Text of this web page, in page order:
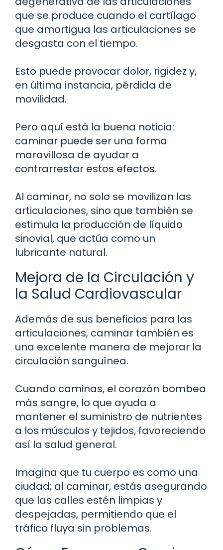
que se produce cuando el cartílago
que amortigua las articulaciones se
desgasta con el tiempo.
Esto puede provocar dolor, rigidez y,
en última instancia, pérdida de
movilidad.
Pero aquí está la buena noticia:
caminar puede ser una forma
maravillosa de ayudar a
contrarrestar estos efectos.
Al caminar, no solo se movilizan las
articulaciones, sino que también se
estimula la producción de líquido
sinovial, que actúa como un
lubricante natural.
Mejora de la Circulación y
la Salud Cardiovascular
Además de sus beneficios para las
articulaciones, caminar también es
una excelente manera de mejorar la
circulación sanguínea.
Cuando caminas, el corazón bombea
más sangre, lo que ayuda a
mantener el suministro de nutrientes
a los músculos y tejidos, favoreciendo
así la salud general.
Imagina que tu cuerpo es como una
ciudad; al caminar, estás asegurando
que las calles estén limpias y
despejadas, permitiendo que el
tráfico fluya sin problemas.